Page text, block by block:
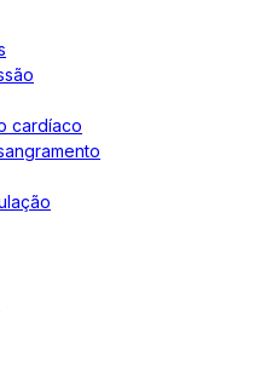
cardíaco